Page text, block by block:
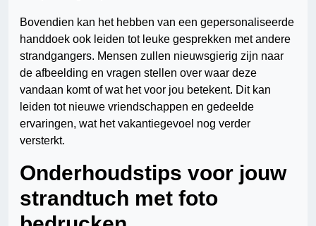
Bovendien kan het hebben van een gepersonaliseerde
handdoek ook leiden tot leuke gesprekken met andere
strandgangers. Mensen zullen nieuwsgierig zijn naar
de afbeelding en vragen stellen over waar deze
vandaan komt of wat het voor jou betekent. Dit kan
leiden tot nieuwe vriendschappen en gedeelde
ervaringen, wat het vakantiegevoel nog verder
versterkt.
Onderhoudstips voor jouw
strandtuch met foto